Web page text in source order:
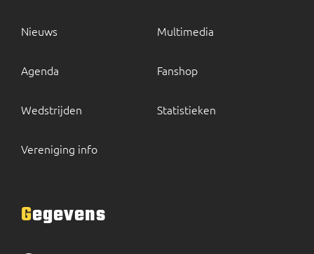
Nieuws
Agenda
Wedstrijden
Vereniging info
Multimedia
Fanshop
Statistieken
Gegevens